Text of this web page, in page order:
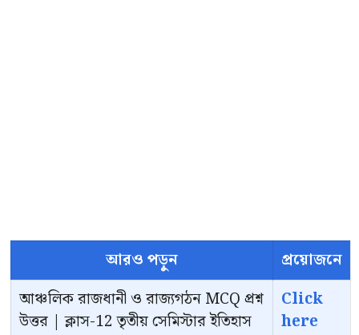
আরও পড়ুন
প্রয়োজনে
আঞ্চলিক রাজধানী ও রাজ্যগঠন MCQ প্রশ্ন
উত্তর | ক্লাস-12 তৃতীয় সেমিস্টার ইতিহাস
Click
here